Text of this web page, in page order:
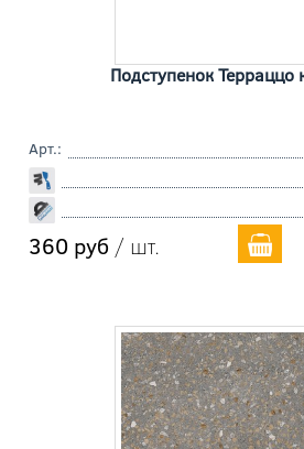
Подступенок Терраццо
Арт.:
360 руб / шт.